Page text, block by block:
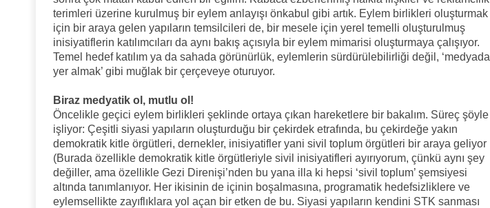
terimleri üzerine kurulmuş bir eylem anlayışı önkabul gibi artık. Eylem birlikleri oluşturmak
için bir araya gelen yapıların temsilcileri de, bir mesele için yerel temelli oluşturulmuş
inisiyatiflerin katılımcıları da aynı bakış açısıyla bir eylem mimarisi oluşturmaya çalışıyor.
Temel hedef katılım ya da sahada görünürlük, eylemlerin sürdürülebilirliği değil, ‘medyada
yer almak’ gibi muğlak bir çerçeveye oturuyor.
Biraz medyatik ol, mutlu ol!
Öncelikle geçici eylem birlikleri şeklinde ortaya çıkan hareketlere bir bakalım. Süreç şöyle
işliyor: Çeşitli siyasi yapıların oluşturduğu bir çekirdek etrafında, bu çekirdeğe yakın
demokratik kitle örgütleri, dernekler, inisiyatifler yani sivil toplum örgütleri bir araya geliyor
(Burada özellikle demokratik kitle örgütleriyle sivil inisiyatifleri ayırıyorum, çünkü aynı şey
değiller, ama özellikle Gezi Direnişi’nden bu yana illa ki hepsi ‘sivil toplum’ şemsiyesi
altında tanımlanıyor. Her ikisinin de içinin boşalmasına, programatik hedefsizliklere ve
eylemsellikte zayıflıklara yol açan bir etken de bu. Siyasi yapıların kendini STK sanması